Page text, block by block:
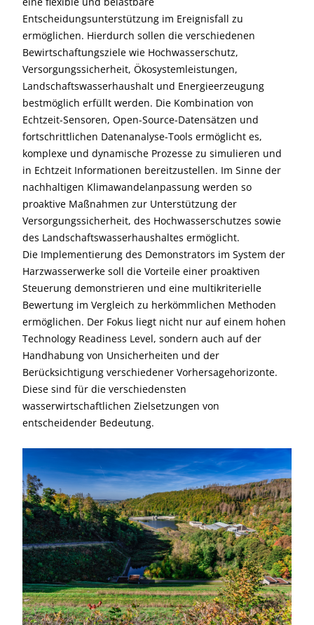
Entscheidungsunterstützung im Ereignisfall zu
ermöglichen. Hierdurch sollen die verschiedenen
Bewirtschaftungsziele wie Hochwasserschutz,
Versorgungssicherheit, Ökosystemleistungen,
Landschaftswasserhaushalt und Energieerzeugung
bestmöglich erfüllt werden. Die Kombination von
Echtzeit-Sensoren, Open-Source-Datensätzen und
fortschrittlichen Datenanalyse-Tools ermöglicht es,
komplexe und dynamische Prozesse zu simulieren und
in Echtzeit Informationen bereitzustellen. Im Sinne der
nachhaltigen Klimawandelanpassung werden so
proaktive Maßnahmen zur Unterstützung der
Versorgungssicherheit, des Hochwasserschutzes sowie
des Landschaftswasserhaushaltes ermöglicht.
Die Implementierung des Demonstrators im System der
Harzwasserwerke soll die Vorteile einer proaktiven
Steuerung demonstrieren und eine multikriterielle
Bewertung im Vergleich zu herkömmlichen Methoden
ermöglichen. Der Fokus liegt nicht nur auf einem hohen
Technology Readiness Level, sondern auch auf der
Handhabung von Unsicherheiten und der
Berücksichtigung verschiedener Vorhersagehorizonte.
Diese sind für die verschiedensten
wasserwirtschaftlichen Zielsetzungen von
entscheidender Bedeutung.